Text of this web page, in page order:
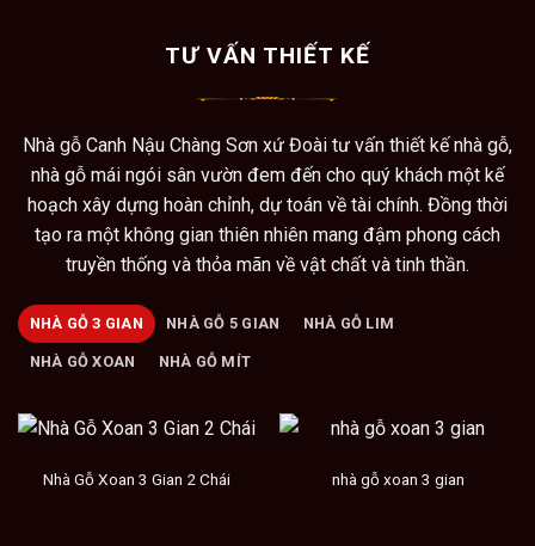
TƯ VẤN THIẾT KẾ
Nhà gỗ Canh Nậu Chàng Sơn xứ Đoài tư vấn thiết kế nhà gỗ,
nhà gỗ mái ngói sân vườn đem đến cho quý khách một kế
hoạch xây dựng hoàn chỉnh, dự toán về tài chính. Đồng thời
tạo ra một không gian thiên nhiên mang đậm phong cách
truyền thống và thỏa mãn về vật chất và tinh thần.
NHÀ GỖ 3 GIAN NHÀ GỖ 5 GIAN NHÀ GỖ LIM
NHÀ GỖ XOAN NHÀ GỖ MÍT
Nhà Gỗ Xoan 3 Gian 2 Chái nhà gỗ xoan 3 gian